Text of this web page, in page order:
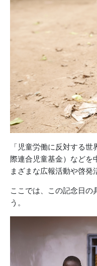
「児童労働に反対する
際連合児童基金）などを
まざまな広報活動や啓発
ここでは、この記念日の
う。